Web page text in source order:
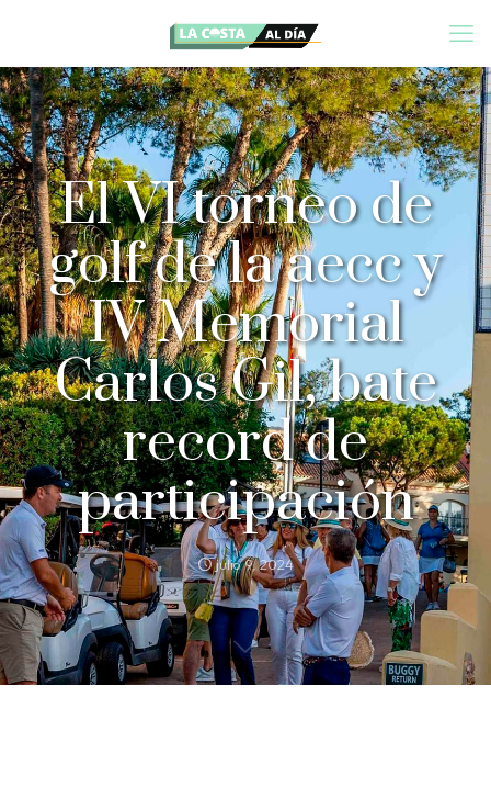
El VI torneo de
golf de la aecc y
IV Memorial
Carlos Gil, bate
record de
participación
julio 9, 2024